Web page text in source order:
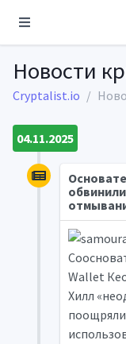
Новости
Cryptalist.io
04.11.2025
Wallet
Хилл